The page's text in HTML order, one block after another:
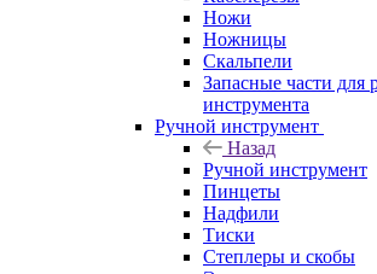
Ножи
Ножницы
Скальпели
Запасные части для
инструмента
Ручной инструмент
Назад
Ручной инструмент
Пинцеты
Надфили
Тиски
Степлеры и скобы